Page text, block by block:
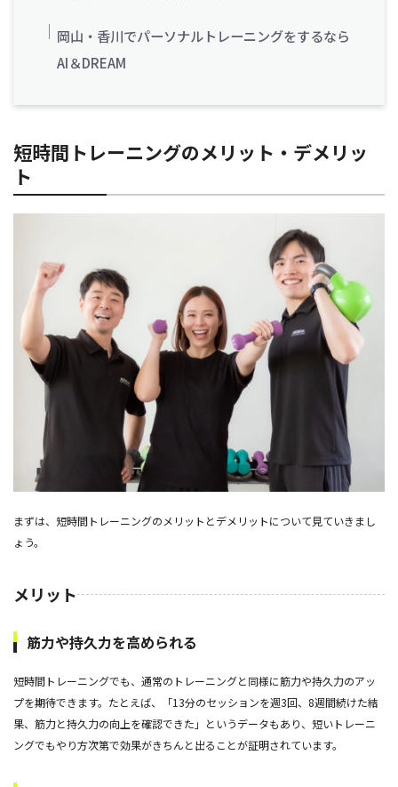
岡山・香川でパーソナルトレーニングをするなら
AI＆DREAM
短時間トレーニングのメリット・デメリッ
ト
まずは、短時間トレーニングのメリットとデメリットについて見ていきまし
ょう。
メリット
筋力や持久力を高められる
短時間トレーニングでも、通常のトレーニングと同様に筋力や持久力のアッ
プを期待できます。たとえば、「13分のセッションを週3回、8週間続けた結
果、筋力と持久力の向上を確認できた」というデータもあり、短いトレーニ
ングでもやり方次第で効果がきちんと出ることが証明されています。